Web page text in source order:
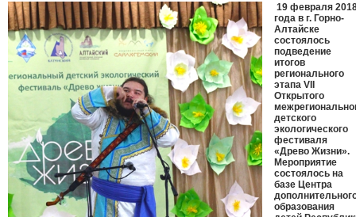
19 февраля
года в г. Горно-
Алтайске
состоялось
подведение
итогов
регионального
этапа VII
Открытого
детского
экологического
фестиваля
«Древо Жизни».
Мероприятие
состоялось на
базе Центра
образования